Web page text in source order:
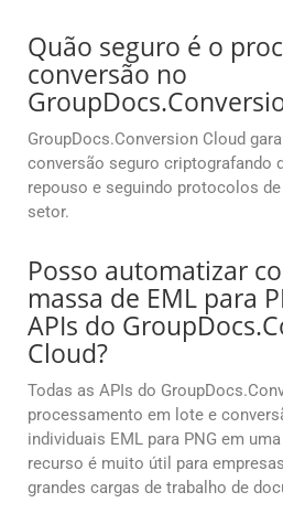
Quão seguro é o
conversão no
GroupDocs.Conversion Cloud
conversão seguro criptografando
repouso e seguindo protocolos
setor.
Posso automatizar
massa de EML para
APIs do
Cloud?
Todas as APIs do
processamento em lote e
individuais EML para PNG em
recurso é muito útil para
grandes cargas de trabalho de